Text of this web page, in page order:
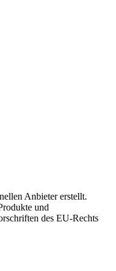
Anbieter erstellt.
und
des EU-Rechts